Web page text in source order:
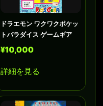
ドラエモン ワクワクポケッ
トパラダイス ゲームギア
¥10,000
詳細を見る